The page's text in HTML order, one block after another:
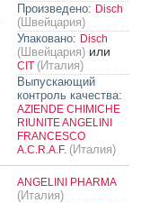
Произведено: Disch
(Швейцария)
Упаковано: Disch
(Швейцария) или
CIT (Италия)
Выпускающий
контроль качества:
AZIENDE CHIMICHE
RIUNITE ANGELINI
FRANCESCO
A.C.R.A.F. (Италия)
ANGELINI PHARMA
(Италия)